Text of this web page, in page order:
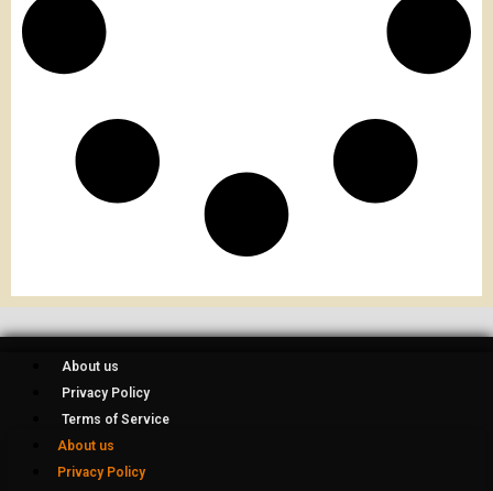
About us
Privacy Policy
Terms of Service
About us
Privacy Policy